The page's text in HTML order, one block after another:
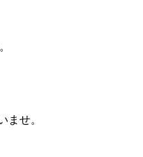
ませ。